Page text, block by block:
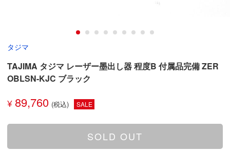
タジマ
TAJIMA タジマ レーザー墨出し器 程度B 付属品完備 ZER
OBLSN-KJC ブラック
¥ 89,760 SALE
SOLD OUT